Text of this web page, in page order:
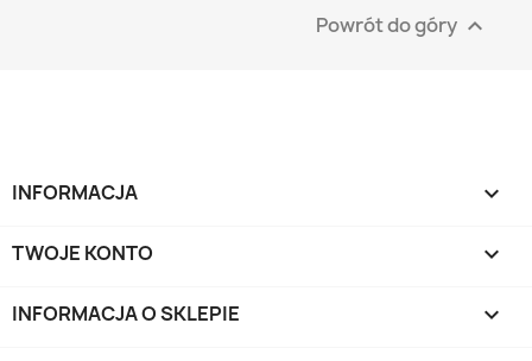
Powrót do góry 
INFORMACJA 
TWOJE KONTO 
INFORMACJA O SKLEPIE keyboard_arrow_down